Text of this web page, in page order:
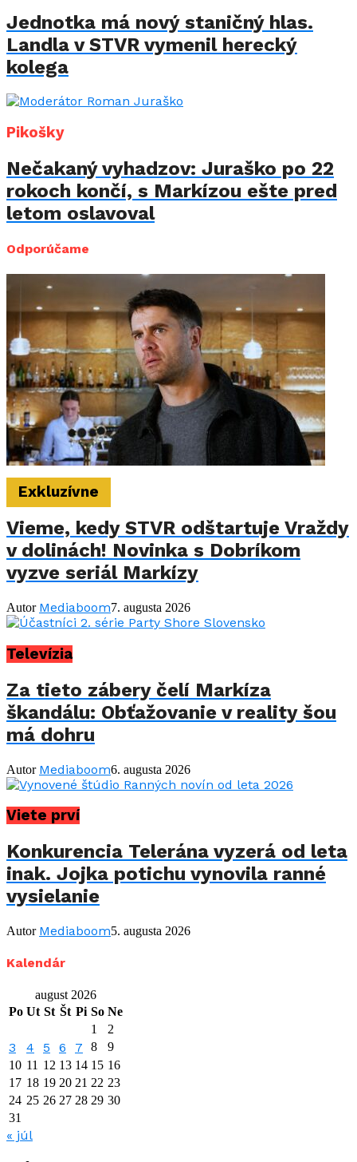
Jednotka má nový staničný hlas.
Landla v STVR vymenil herecký
kolega
Pikošky
Nečakaný vyhadzov: Juraško po 22
rokoch končí, s Markízou ešte pred
letom oslavoval
Odporúčame
Exkluzívne
Vieme, kedy STVR odštartuje Vraždy
v dolinách! Novinka s Dobríkom
vyzve seriál Markízy
Autor Mediaboom7. augusta 2026
Televízia
Za tieto zábery čelí Markíza
škandálu: Obťažovanie v reality šou
má dohru
Autor Mediaboom6. augusta 2026
Viete prví
Konkurencia Telerána vyzerá od leta
inak. Jojka potichu vynovila ranné
vysielanie
Autor Mediaboom5. augusta 2026
Kalendár
august 2026
Po Ut St Št Pi So Ne
1
2
3 4 5 6 7 8
9
10 11 12 13 14 15 16
17 18 19 20 21 22 23
24 25 26 27 28 29 30
31
« júl